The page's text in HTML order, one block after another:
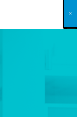
X
×
×
×
×
×
×
×
×
×
×
×
×
×
×
×
×
×
×
×
×
×
×
×
×
×
×
×
×
×
×
×
×
×
×
×
×
×
×
×
×
×
×
×
×
×
×
×
×
×
×
×
×
×
×
×
×
×
×
×
×
×
×
×
×
×
×
×
×
×
×
×
×
×
×
×
×
×
×
×
×
×
×
×
×
×
×
×
×
×
×
×
×
×
×
×
×
×
×
×
×
×
×
×
×
×
×
×
×
×
×
×
×
×
×
×
×
×
×
×
×
×
×
×
×
×
×
×
×
×
×
×
×
×
×
×
×
×
×
×
×
×
×
×
×
×
×
×
×
×
×
×
×
×
×
×
×
×
×
×
×
×
×
×
×
×
×
×
×
×
×
×
×
×
×
×
×
×
×
×
×
×
×
×
×
×
×
×
×
×
×
×
×
×
×
×
×
×
×
×
×
×
×
×
×
×
×
×
×
×
×
×
×
×
×
×
×